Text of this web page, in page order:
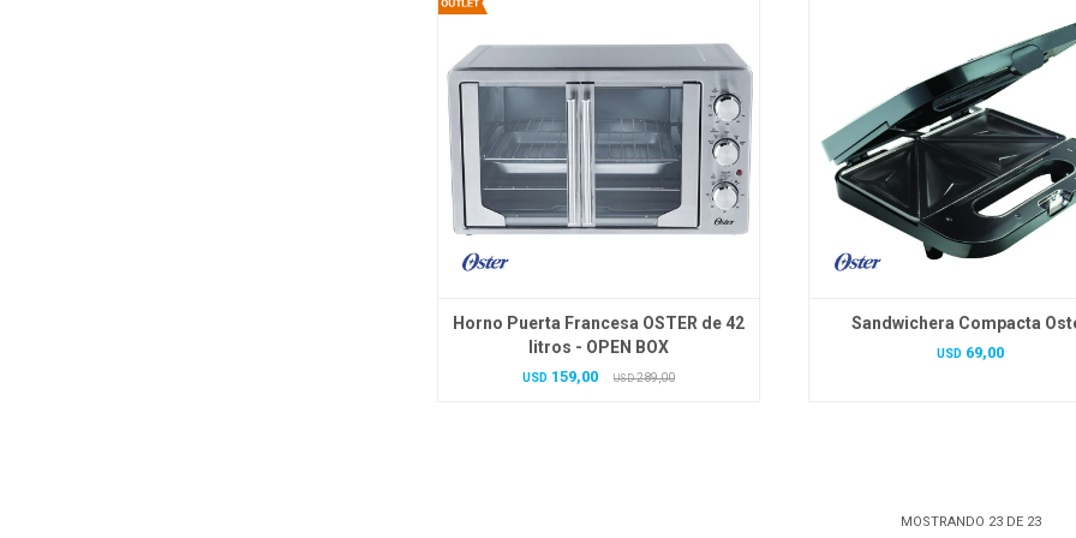
Horno Puerta Francesa OSTER de 42
litros - OPEN BOX
USD 159,00 USD 289,00
Sandwichera Compacta
USD 69,00
MOSTRANDO 23DE 23